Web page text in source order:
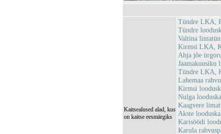
Kaitsealused alad, kus
on kaitse eesmärgiks
Tündre LKA,
Tündre
Valtina
Kirmsi LKA,
Ahja jõe
Tündre LKA,
Lahemaa
Kirmsi
Nulga
Kaagvere
Akste
Karisöödi
Karula